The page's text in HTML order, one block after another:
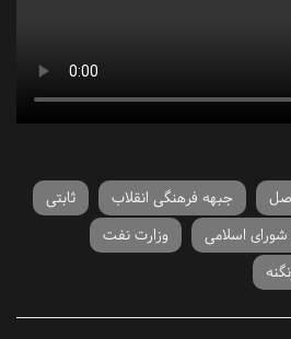
جبهه فرهنگی انقلاب
ثابتی
اسلامی
وزارت نفت